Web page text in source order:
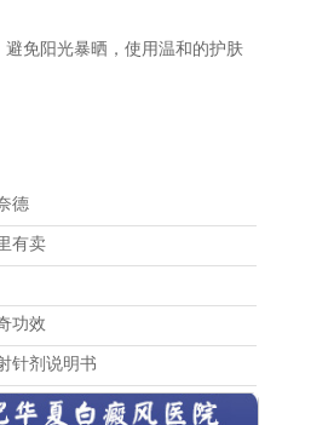
避免阳光暴晒，使用温和的护肤
德
有卖
功效
针剂说明书